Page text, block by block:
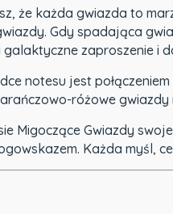
że każda gwiazda to
Gdy spadająca
zaproszenie i
notesu jest
różowe gwiazdy
Migoczące Gwiazdy
Każda myśl,